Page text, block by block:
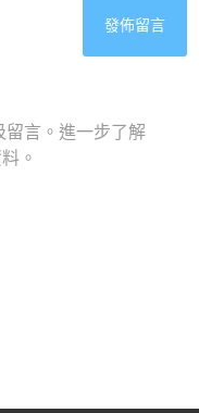
留言。進一步了解
。